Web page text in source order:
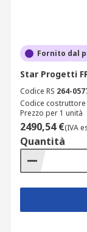
dell'acqua e del
Fornito dal
Star Progetti
Codice RS 264-
Codice costruttore
Prezzo per 1 unità
2490,54 €(IVA
Quantità